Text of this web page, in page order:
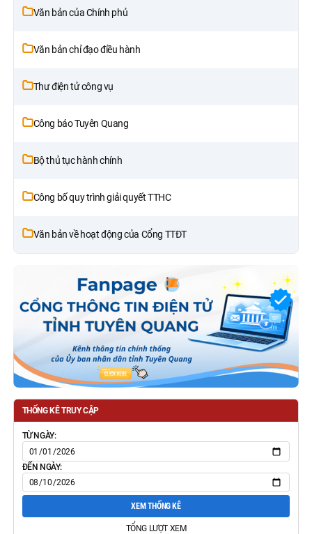
Văn bản của Chính phủ
Văn bản chỉ đạo điều hành
Thư điện tử công vụ
Công báo Tuyên Quang
Bộ thủ tục hành chính
Công bố quy trình giải quyết TTHC
Văn bản về hoạt động của Cổng TTĐT
THỐNG KÊ TRUY CẬP
TỪ NGÀY:
ĐẾN NGÀY:
XEM THỐNG KÊ
TỔNG LƯỢT XEM